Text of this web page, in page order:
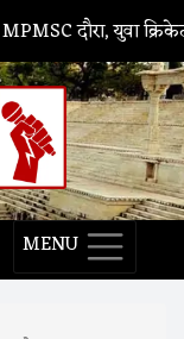
युवा क्रिकेटरों को
MENU